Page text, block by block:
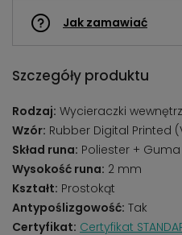
Jak zamawiać
Szczegóły produktu
Rodzaj: Wycieraczki
Wzór: Rubber Digital Printed
Skład runa: Poliester + Guma
Wysokość runa: 2 mm
Kształt: Prostokąt
Antypoślizgowość: Tak
Certyfikat: Certyfikat